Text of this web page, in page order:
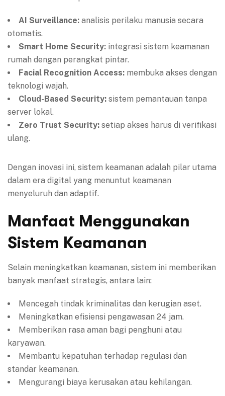
AI Surveillance: analisis perilaku manusia secara
otomatis.
Smart Home Security: integrasi sistem keamanan
rumah dengan perangkat pintar.
Facial Recognition Access: membuka akses dengan
teknologi wajah.
Cloud-Based Security: sistem pemantauan tanpa
server lokal.
Zero Trust Security: setiap akses harus di verifikasi
ulang.
Dengan inovasi ini, sistem keamanan adalah pilar utama
dalam era digital yang menuntut keamanan
menyeluruh dan adaptif.
Manfaat Menggunakan
Sistem Keamanan
Selain meningkatkan keamanan, sistem ini memberikan
banyak manfaat strategis, antara lain:
Mencegah tindak kriminalitas dan kerugian aset.
Meningkatkan efisiensi pengawasan 24 jam.
Memberikan rasa aman bagi penghuni atau
karyawan.
Membantu kepatuhan terhadap regulasi dan
standar keamanan.
Mengurangi biaya kerusakan atau kehilangan.